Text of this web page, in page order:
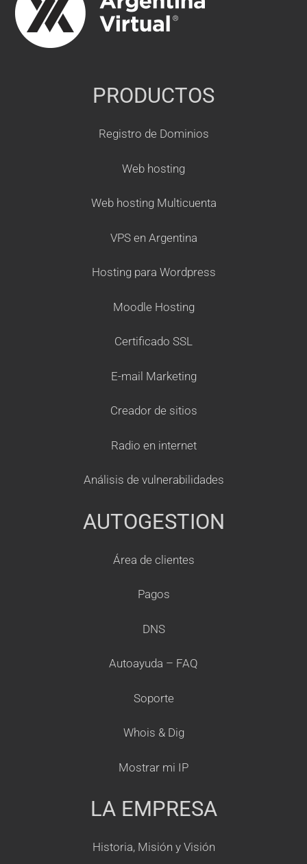
PRODUCTOS
Registro de Dominios
Web hosting
Web hosting Multicuenta
VPS en Argentina
Hosting para Wordpress
Moodle Hosting
Certificado SSL
E-mail Marketing
Creador de sitios
Radio en internet
Análisis de vulnerabilidades
AUTOGESTION
Área de clientes
Pagos
DNS
Autoayuda – FAQ
Soporte
Whois & Dig
Mostrar mi IP
LA EMPRESA
Historia, Misión y Visión